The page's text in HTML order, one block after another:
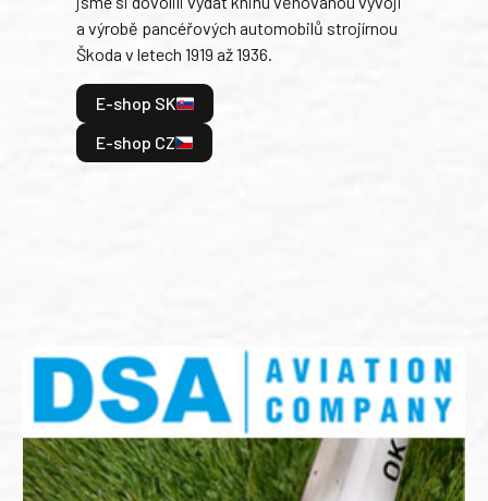
a výrobě pancéřových automobilů strojírnou
Škoda v letech 1919 až 1936.
E-shop SK
E-shop CZ